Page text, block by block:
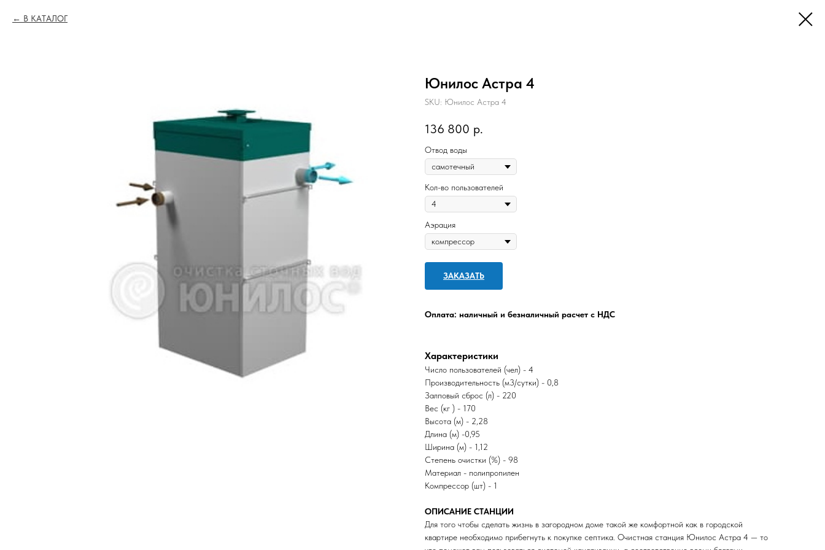
В КАТАЛОГ
Юнилос Астра 4
SKU: Юнилос Астра 4
136 800 р.
Отвод воды
Кол-во пользователей
Аэрация
ЗАКАЗАТЬ
Оплата: наличный и безналичный расчет с НДС
Характеристики
Число пользователей (чел) - 4
Производительность (м3/сутки) - 0,8
Залповый сброс (л) - 220
Вес (кг ) - 170
Высота (м) - 2,28
Длина (м) -0,95
Ширина (м) - 1,12
Степень очистки (%) - 98
Материал - полипропилен
Компрессор (шт) - 1
ОПИСАНИЕ СТАНЦИИ
Для того чтобы сделать жизнь в загородном доме такой же комфортной как в городской
квартире необходимо прибегнуть к покупке септика. Очистная станция Юнилос Астра 4 — то